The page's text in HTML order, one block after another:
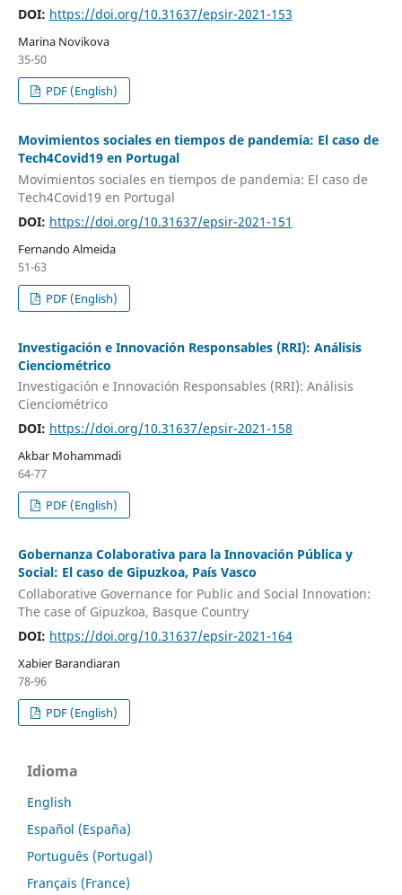
DOI: https://doi.org/10.31637/epsir-2021-153
Marina Novikova
35-50
PDF (English)
Movimientos sociales en tiempos de pandemia: El caso de
Tech4Covid19 en Portugal
Movimientos sociales en tiempos de pandemia: El caso de
Tech4Covid19 en Portugal
DOI: https://doi.org/10.31637/epsir-2021-151
Fernando Almeida
51-63
PDF (English)
Investigación e Innovación Responsables (RRI): Análisis
Cienciométrico
Investigación e Innovación Responsables (RRI): Análisis
Cienciométrico
DOI: https://doi.org/10.31637/epsir-2021-158
Akbar Mohammadi
64-77
PDF (English)
Gobernanza Colaborativa para la Innovación Pública y
Social: El caso de Gipuzkoa, País Vasco
Collaborative Governance for Public and Social Innovation:
The case of Gipuzkoa, Basque Country
DOI: https://doi.org/10.31637/epsir-2021-164
Xabier Barandiaran
78-96
PDF (English)
Idioma
English
Español (España)
Português (Portugal)
Français (France)